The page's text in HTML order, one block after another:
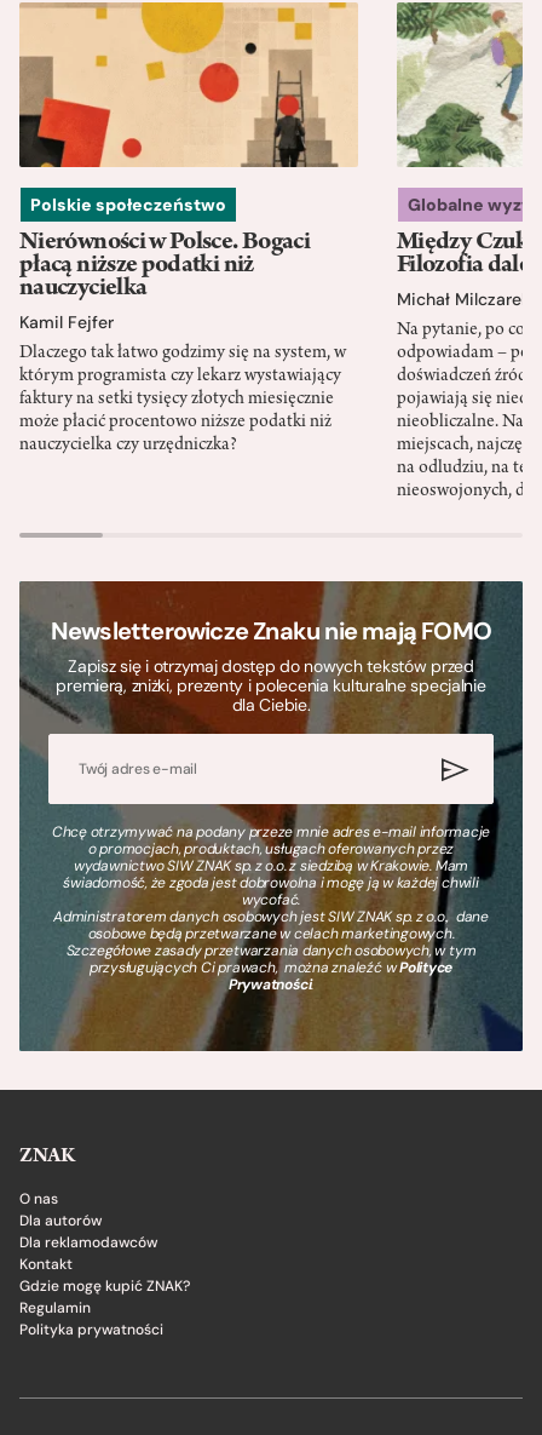
Polskie społeczeństwo
Nierówności w Polsce. Bogaci
płacą niższe podatki niż
nauczycielka
Kamil Fejfer
Dlaczego tak łatwo godzimy się na system, w
którym programista czy lekarz wystawiający
faktury na setki tysięcy złotych miesięcznie
może płacić procentowo niższe podatki niż
nauczycielka czy urzędniczka?
Globalne
Między
Filozofia
Michał Milczarek
Na pytanie, po co
odpowiadam – po
doświadczeń
pojawiają się
nieobliczalne.
miejscach,
na odludziu, na
nieoswojonych,
Newsletterowicze Znaku nie mają FOMO
Zapisz się i otrzymaj dostęp do nowych tekstów przed
premierą, zniżki, prezenty i polecenia kulturalne specjalnie
dla Ciebie.
Chcę otrzymywać na podany przeze mnie adres e-mail informacje
o promocjach, produktach, usługach oferowanych przez
wydawnictwo SIW ZNAK sp. z o.o. z siedzibą w Krakowie. Mam
świadomość, że zgoda jest dobrowolna i mogę ją w każdej chwili
wycofać.
Administratorem danych osobowych jest SIW ZNAK sp. z o.o., dane
osobowe będą przetwarzane w celach marketingowych.
Szczegółowe zasady przetwarzania danych osobowych, w tym
przysługujących Ci prawach, można znaleźć wPolityce
Prywatności.
ZNAK
O nas
Dla autorów
Dla reklamodawców
Kontakt
Gdzie mogę kupić ZNAK?
Regulamin
Polityka prywatności